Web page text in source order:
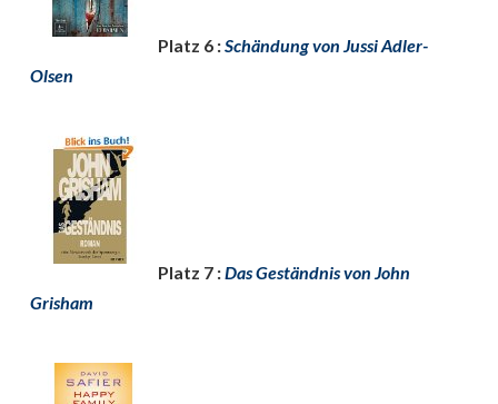
Platz 6 :Schändung von Jussi Adler-
Olsen
Platz 7 :Das Geständnis von John
Grisham